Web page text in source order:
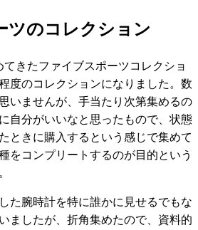
ツのコレクション
きたファイブスポーツコレクショ
度のコレクションになりました。数
いませんが、手当たり次第集めるの
自分がいいなと思ったもので、状態
ときに購入するという感じで集めて
をコンプリートするのが目的という
た腕時計を特に誰かに見せるでもな
ましたが、折角集めたので、資料的